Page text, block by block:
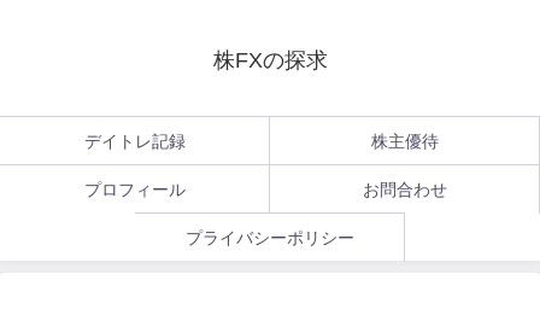
株FXの探求
デイトレ記録 株主優待
プロフィール お問合わせ
プライバシーポリシー